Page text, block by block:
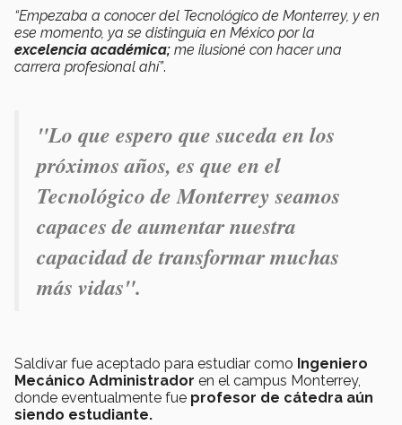
“Empezaba a conocer del Tecnológico de Monterrey, y en
ese momento, ya se distinguía en México por la
excelencia académica; me ilusioné con hacer una
carrera profesional ahí”.
"Lo que espero que suceda en los
próximos años, es que en el
Tecnológico de Monterrey seamos
capaces de aumentar nuestra
capacidad de transformar muchas
más vidas".
Saldívar fue aceptado para estudiar como Ingeniero
Mecánico Administrador en el campus Monterrey,
donde eventualmente fue profesor de cátedra aún
siendo estudiante.